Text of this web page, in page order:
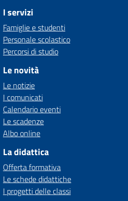
I servizi
Famiglie e studenti
Personale scolastico
Percorsi di studio
Le novità
Le notizie
I comunicati
Calendario eventi
Le scadenze
Albo online
La didattica
Offerta formativa
Le schede didattiche
I progetti delle classi